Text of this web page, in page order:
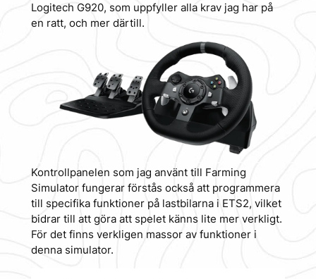
Logitech G920, som uppfyller alla krav jag har på
en ratt, och mer därtill.
Kontrollpanelen som jag använt till Farming
Simulator fungerar förstås också att programmera
till specifika funktioner på lastbilarna i ETS2, vilket
bidrar till att göra att spelet känns lite mer verkligt.
För det finns verkligen massor av funktioner i
denna simulator.